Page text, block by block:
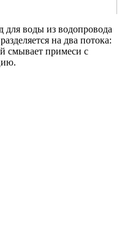
для воды из водопровода
на два потока:
смывает примеси с